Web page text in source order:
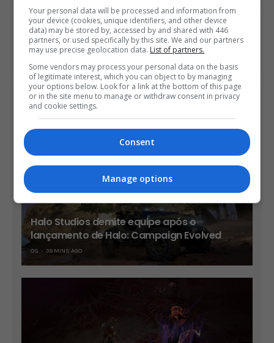
NEXT ARTICLE
Remasterizações de Command & Conquer não terão
microtransações
ÚLTIMAS NOTÍCIAS
Halo Studios demite equipe após o
lançamento de Halo: Campaign Evolved
OS 38 MINS AGO
Your personal data will be processed and information from
your device (cookies, unique identifiers, and other device
data) may be stored by, accessed by and shared with 446
partners, or used specifically by this site. We and our partners
may use precise geolocation data. List of partners.
Some vendors may process your personal data on the basis
of legitimate interest, which you can object to by managing
your options below. Look for a link at the bottom of this page
or in the site menu to manage or withdraw consent in privacy
and cookie settings.
Consent
Manage options